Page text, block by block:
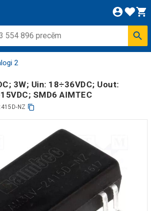
2
3W; Uin: 18÷36VDC; Uout:
SMD6 AIMTEC
NZ